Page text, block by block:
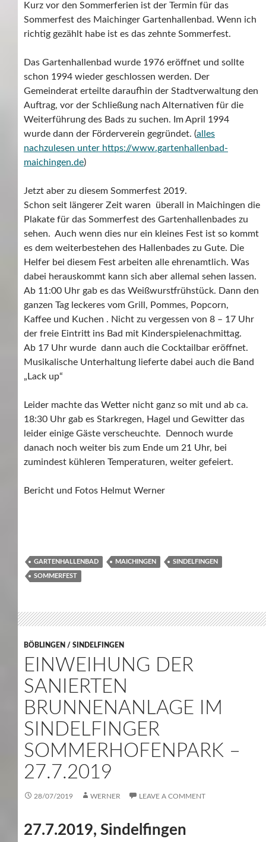
Kurz vor den Sommerferien ist der Termin für das
Sommerfest des Maichinger Gartenhallenbad. Wenn ich
richtig gezählt habe ist es das zehnte Sommerfest.
Das Gartenhallenbad wurde 1976 eröffnet und sollte
schon 1994 wieder geschlossen werden. Der
Gemeinderat erteilte daraufhin der Stadtverwaltung den
Auftrag, vor der Schließung nach Alternativen für die
Weiterführung des Bads zu suchen. Im April 1994
wurde dann der Förderverein gegründet. (alles
nachzulesen unter https://www.gartenhallenbad-
maichingen.de)
Jetzt aber zu diesem Sommerfest 2019.
Schon seit längerer Zeit waren überall in Maichingen die
Plakate für das Sommerfest des Gartenhallenbades zu
sehen. Auch wenn dies nur ein kleines Fest ist so kommt
es dem weiterbestehen des Hallenbades zu Gute. Die
Helfer bei diesem Fest arbeiten alle ehrenamtlich. Was
dabei herauskommt kann sich aber allemal sehen lassen.
Ab 11:00 Uhr gab es das Weißwurstfrühstück. Dann den
ganzen Tag leckeres vom Grill, Pommes, Popcorn,
Kaffee und Kuchen . Nicht zu vergessen von 8 – 17 Uhr
der freie Eintritt ins Bad mit Kinderspielenachmittag.
Ab 17 Uhr wurde dann auch die Cocktailbar eröffnet.
Musikalische Unterhaltung lieferte dabei auch die Band
„Lack up“
Leider machte das Wetter nicht ganz so mit und ab ca.
18:30 Uhr gab es Starkregen, Hagel und Gewitter das
leider einige Gäste verscheuchte. Dennoch wurde
danach noch weiter bis zum Ende um 21 Uhr, bei
zumindest kühleren Temperaturen, weiter gefeiert.
Bericht und Fotos Helmut Werner
GARTENHALLENBAD MAICHINGEN SINDELFINGEN
SOMMERFEST
BÖBLINGEN / SINDELFINGEN
EINWEIHUNG DER
SANIERTEN
BRUNNENANLAGE IM
SINDELFINGER
SOMMERHOFENPARK –
27.7.2019
28/07/2019 WERNER LEAVE A COMMENT
27.7.2019, Sindelfingen